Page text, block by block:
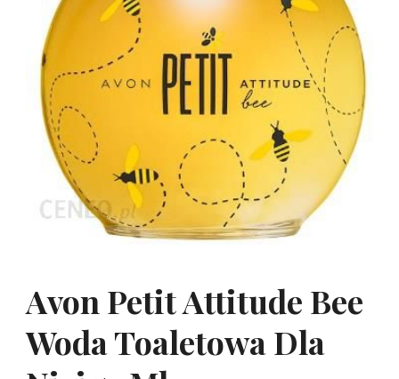
Avon Petit Attitude Bee
Woda Toaletowa Dla